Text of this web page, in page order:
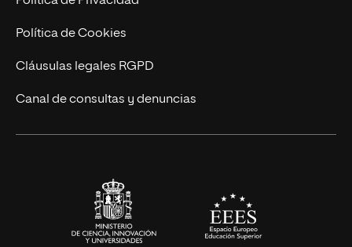
Cursos Universitarios
Actualidad
UNIR Revista
Eventos
Política de Cookies
Cláusulas legales RGPD
Canal de consultas y denuncias